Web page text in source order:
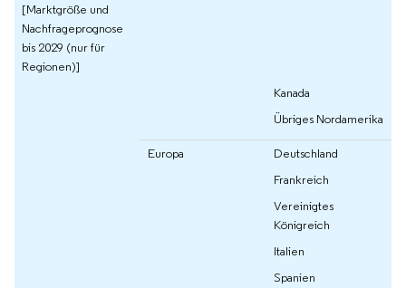
[Marktgröße und
Nachfrageprognose
bis 2029 (nur für
Regionen)]
Kanada
Übriges Nordamerika
Europa
Deutschland
Frankreich
Vereinigtes
Königreich
Italien
Spanien